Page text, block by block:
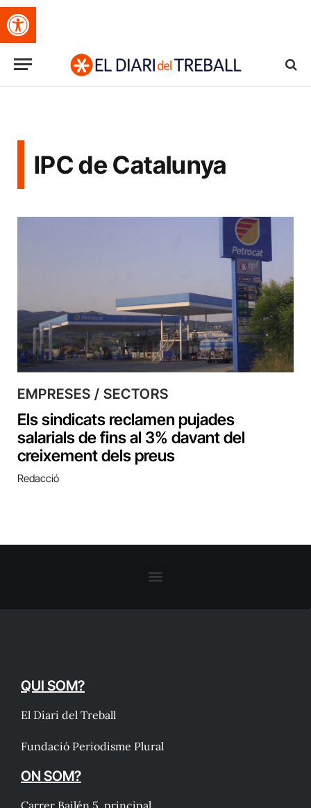
Obre la barra d'eines
IPC de Catalunya
EMPRESES / SECTORS
Els sindicats reclamen pujades
salarials de fins al 3% davant del
creixement dels preus
Redacció
QUI SOM?
El Diari del Treball
Fundació Periodisme Plural
ON SOM?
Carrer Bailén 5, principal.